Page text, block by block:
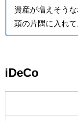
資産が増えそう
頭の片隅に入れ
iDeCo